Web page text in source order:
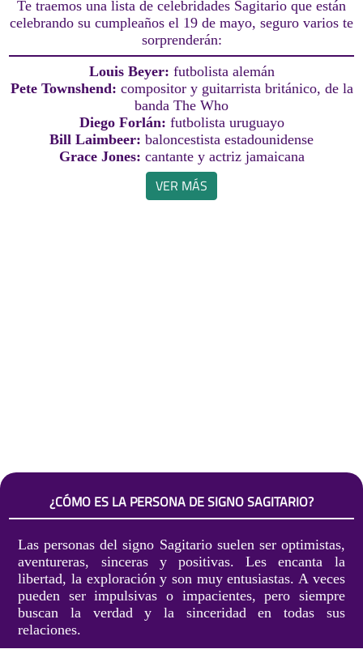
Te traemos una lista de celebridades Sagitario que están
celebrando su cumpleaños el 19 de mayo, seguro varios te
sorprenderán:
Louis Beyer: futbolista alemán
Pete Townshend: compositor y guitarrista británico, de la
banda The Who
Diego Forlán: futbolista uruguayo
Bill Laimbeer: baloncestista estadounidense
Grace Jones: cantante y actriz jamaicana
VER MÁS
¿CÓMO ES LA PERSONA DE SIGNO SAGITARIO?
Las personas del signo Sagitario suelen ser optimistas,
aventureras, sinceras y positivas. Les encanta la
libertad, la exploración y son muy entusiastas. A veces
pueden ser impulsivas o impacientes, pero siempre
buscan la verdad y la sinceridad en todas sus
relaciones.